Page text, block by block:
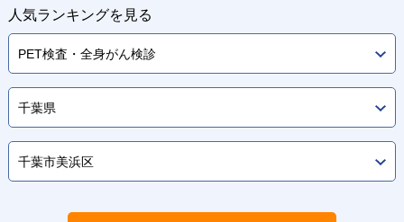
人気ランキングを見る